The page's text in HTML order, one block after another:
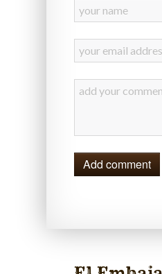
Add comment